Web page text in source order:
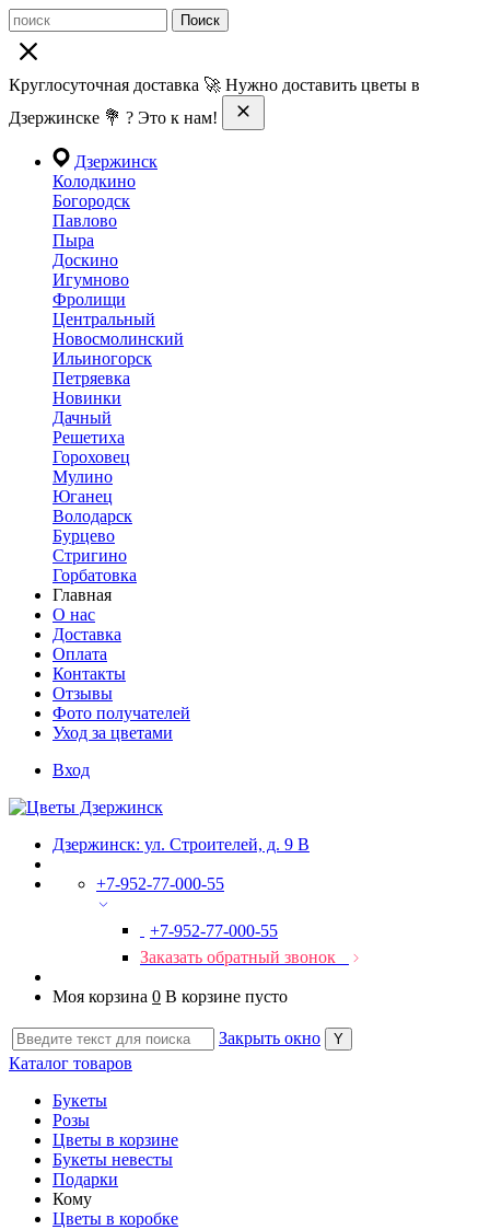
Поиск
Круглосуточная доставка 🚀 Нужно доставить цветы в
Дзержинске 💐 ? Это к нам!
Дзержинск
Колодкино
Богородск
Павлово
Пыра
Доскино
Игумново
Фролищи
Центральный
Новосмолинский
Ильиногорск
Петряевка
Новинки
Дачный
Решетиха
Гороховец
Мулино
Юганец
Володарск
Бурцево
Стригино
Горбатовка
Главная
О нас
Доставка
Оплата
Контакты
Отзывы
Фото получателей
Уход за цветами
Вход
Дзержинск: ул. Строителей, д. 9 В
+7-952-77-000-55
+7-952-77-000-55
Заказать обратный звонок
Моя корзина 0 В корзине пусто
Закрыть окно
Каталог товаров
Букеты
Розы
Цветы в корзине
Букеты невесты
Подарки
Кому
Цветы в коробке